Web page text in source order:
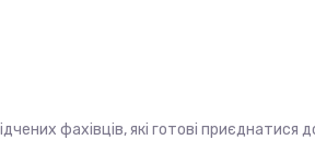
фахівців, які готові приєднатися